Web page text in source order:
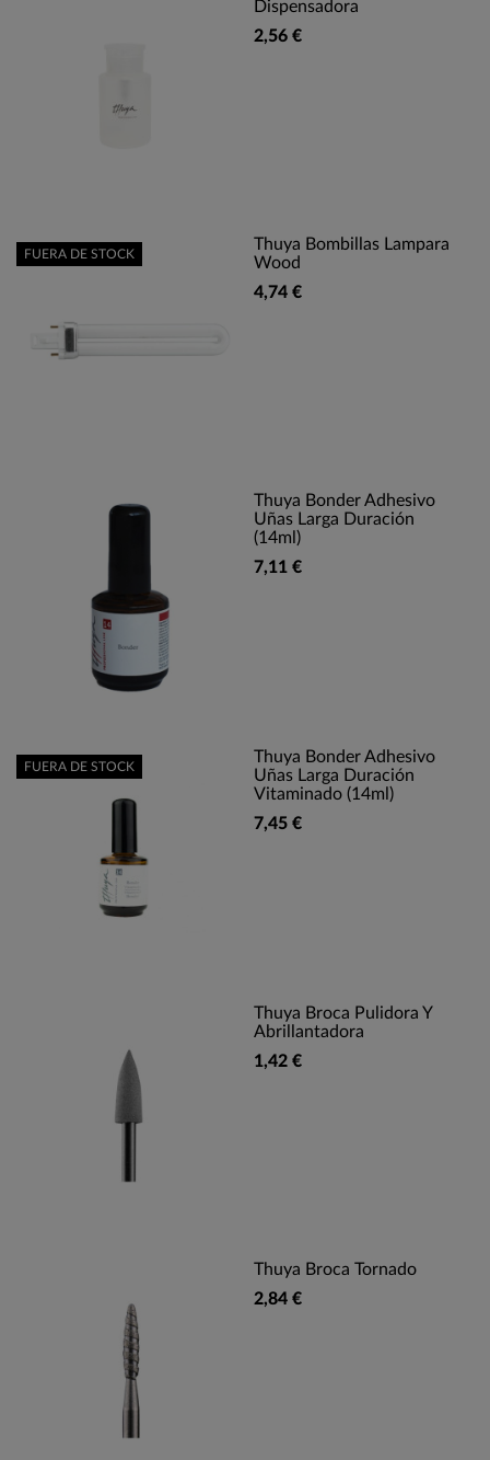
Dispensadora
2,56 €
Thuya Bombillas Lampara
Wood
4,74 €
FUERA DE STOCK
Thuya Bonder Adhesivo
Uñas Larga Duración
(14ml)
7,11 €
Thuya Bonder Adhesivo
Uñas Larga Duración
Vitaminado (14ml)
7,45 €
FUERA DE STOCK
Thuya Broca Pulidora Y
Abrillantadora
1,42 €
Thuya Broca Tornado
2,84 €